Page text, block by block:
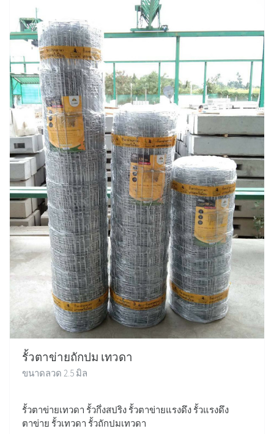
รั้วตาข่ายถักปม เทวดา
ขนาดลวด 2.5 มิล
รั้วตาข่ายเทวดา รั้วกึ่งสปริง รั้วตาข่ายแรงดึง รั้วแรงดึง
ตาข่าย รั้วเทวดา รั้วถักปมเทวดา